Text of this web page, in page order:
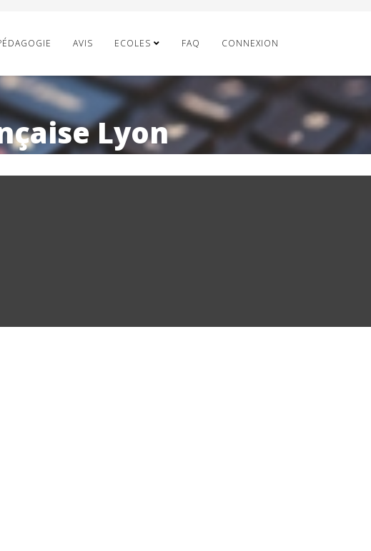
AVIS ECOLES FAQ CONNEXION
Lyon